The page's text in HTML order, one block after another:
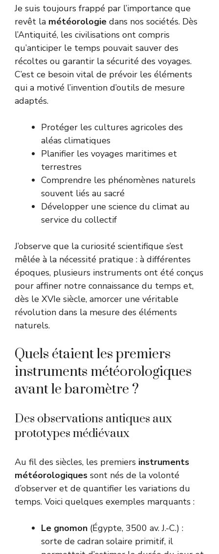
Je suis toujours frappé par l’importance que
revêt la météorologie dans nos sociétés. Dès
l’Antiquité, les civilisations ont compris
qu’anticiper le temps pouvait sauver des
récoltes ou garantir la sécurité des voyages.
C’est ce besoin vital de prévoir les éléments
qui a motivé l’invention d’outils de mesure
adaptés.
Protéger les cultures agricoles des
aléas climatiques
Planifier les voyages maritimes et
terrestres
Comprendre les phénomènes naturels
souvent liés au sacré
Développer une science du climat au
service du collectif
J’observe que la curiosité scientifique s’est
mêlée à la nécessité pratique : à différentes
époques, plusieurs instruments ont été conçus
pour affiner notre connaissance du temps et,
dès le XVIe siècle, amorcer une véritable
révolution dans la mesure des éléments
naturels.
Quels étaient les premiers
instruments météorologiques
avant le baromètre ?
Des observations antiques aux
prototypes médiévaux
Au fil des siècles, les premiers instruments
météorologiques sont nés de la volonté
d’observer et de quantifier les variations du
temps. Voici quelques exemples marquants :
Le gnomon (Égypte, 3500 av. J.-C.) :
sorte de cadran solaire primitif, il